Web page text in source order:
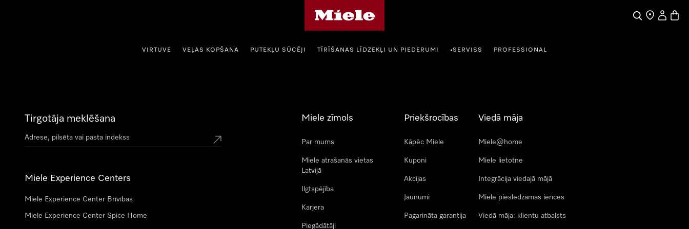
Meklēšana
TirgotājaLietotāja
VIRTUVE VEĻAS KOPŠANA PUTEKĻU SŪCĒJI TĪRĪŠANAS LĪDZEKĻI UN PIEDERUMI •SERVISS PROFESSIONAL
Tirgotāja meklēšana
Miele Experience Centers
Miele Experience Center Brīvības
Miele Experience Center Spice Home
Miele zīmols
Par mums
Miele atrašanās vietas
Latvijā
Ilgtspējība
Karjera
Piegādātāji
Priekšrocības
Kāpēc Miele
Kuponi
Akcijas
Jaunumi
Pagarināta garantija
Viedā māja
Miele@home
Miele lietotne
Integrācija viedajā mājā
Miele pieslēdzamās ierīces
Viedā māja: klientu atbalsts